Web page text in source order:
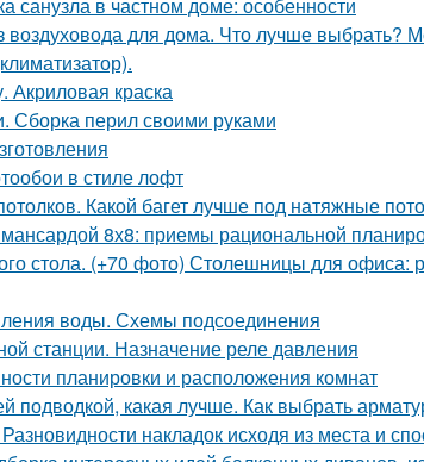
воздуховода для дома. Что лучше выбрать?
Акриловая краска
Сборка перил своими руками
в стиле лофт
Какой багет лучше под натяжные
8х8: приемы рациональной
стола. (+70 фото) Столешницы для офиса:
воды. Схемы подсоединения
станции. Назначение реле давления
планировки и расположения комнат
подводкой, какая лучше. Как выбрать
накладок исходя из места и